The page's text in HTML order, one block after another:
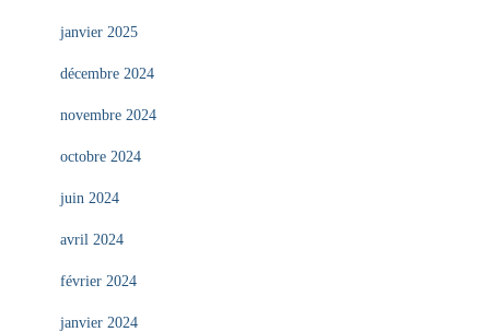
janvier 2025
décembre 2024
novembre 2024
octobre 2024
juin 2024
avril 2024
février 2024
janvier 2024